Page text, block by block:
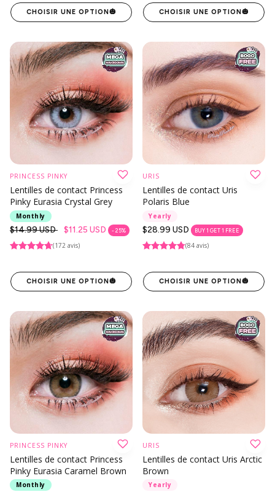
CHOISIR UNE OPTION 🎃 CHOISIR UNE OPTION 🎃
PRINCESS PINKY
Lentilles de contact Princess
Pinky Eurasia Crystal Grey
Monthly
Prix
habituel
$14.99 USD $11.25 USD - 25%
(172 avis)
CHOISIR UNE OPTION🎃
URIS
Lentilles de contact Uris
Polaris Blue
Yearly
Prix
habituel
$28.99 USD BUY 1 GET 1 FREE
(84 avis)
CHOISIR UNE OPTION🎃
PRINCESS PINKY
Lentilles de contact Princess
Pinky Eurasia Caramel Brown
Monthly
URIS
Lentilles de contact Uris Arctic
Brown
Yearly